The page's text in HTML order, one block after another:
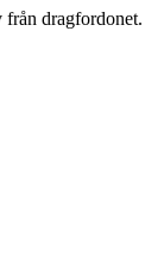
från dragfordonet.